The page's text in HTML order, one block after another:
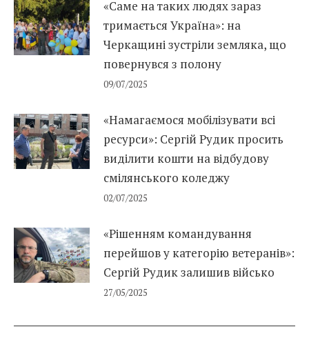
«Саме на таких людях зараз
тримається Україна»: на
Черкащині зустріли земляка, що
повернувся з полону
09/07/2025
«Намагаємося мобілізувати всі
ресурси»: Сергій Рудик просить
виділити кошти на відбудову
смілянського коледжу
02/07/2025
«Рішенням командування
перейшов у категорію ветеранів»:
Сергій Рудик залишив військо
27/05/2025